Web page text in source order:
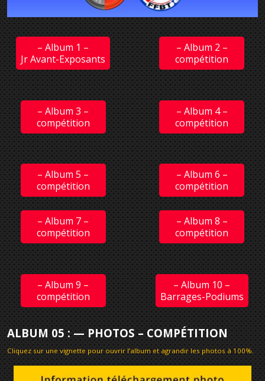
– Album 1 –
Jr Avant-Exposants
– Album 2 –
compétition
– Album 3 –
compétition
– Album 4 –
compétition
– Album 5 –
compétition
– Album 6 –
compétition
– Album 7 –
compétition
– Album 8 –
compétition
– Album 9 –
compétition
– Album 10 –
Barrages-Podiums
ALBUM 05 : — PHOTOS – COMPÉTITION
Cliquez sur une vignette pour ouvrir l’album et agrandir les photos à 100%